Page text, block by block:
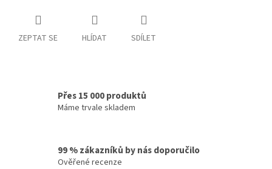
ZEPTAT SE HLÍDAT SDÍLET
Přes 15 000 produktů
Máme trvale skladem
99 % zákazníků by nás doporučilo
Ověřené recenze